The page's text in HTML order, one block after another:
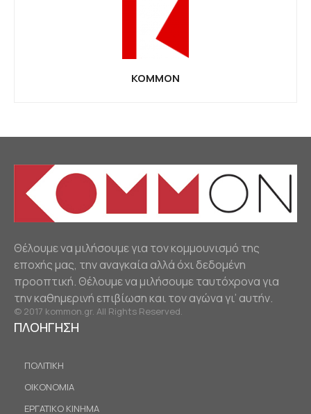
KOMMON
Θέλουμε να μιλήσουμε για τον κομμουνισμό της
εποχής μας, την αναγκαία αλλά όχι δεδομένη
προοπτική. Θέλουμε να μιλήσουμε ταυτόχρονα για
την καθημερινή επιβίωση και τον αγώνα γι’ αυτήν.
© 2017 kommon.gr. All Rights Reserved.
ΠΛΟΗΓΗΣΗ
ΠΟΛΙΤΙΚΗ
ΟΙΚΟΝΟΜΙΑ
ΕΡΓΑΤΙΚΟ ΚΙΝΗΜΑ